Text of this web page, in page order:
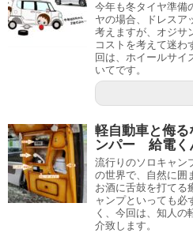
今年も冬タイヤ準備
ヤの場合、ドレスア
考えますが、オジサ
コストを考えて迷わ
回は、ホイールサイ
いてです。
軽自動車と侮る
ンパー 給電く
流行りのソロキャン
の世界で、自然に囲
お酒に舌鼓を打てる
ャンプといっても必
く、今回は、知人の
介致します。